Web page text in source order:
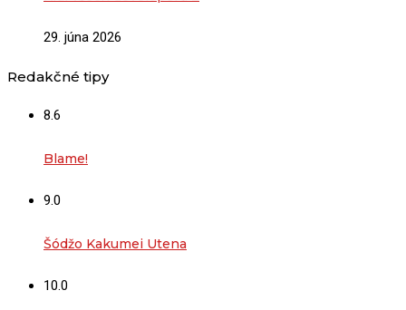
29. júna 2026
Redakčné tipy
8.6
Blame!
9.0
Šódžo Kakumei Utena
10.0